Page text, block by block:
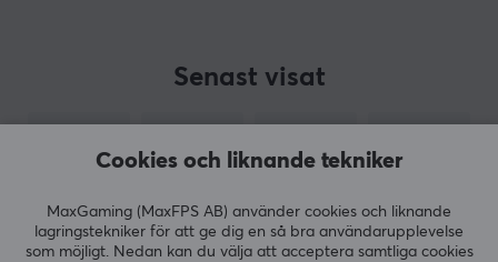
Senast visat
Cookies och liknande tekniker
MaxGaming (MaxFPS AB) använder cookies och liknande
lagringstekniker för att ge dig en så bra användarupplevelse
som möjligt. Nedan kan du välja att acceptera samtliga cookies